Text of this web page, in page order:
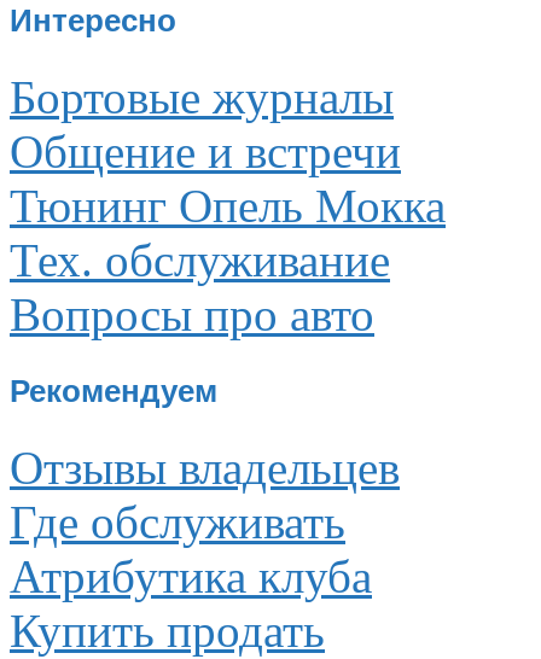
Интересно
Бортовые журналы
Общение и встречи
Тюнинг Опель Мокка
Тех. обслуживание
Вопросы про авто
Рекомендуем
Отзывы владельцев
Где обслуживать
Атрибутика клуба
Купить продать